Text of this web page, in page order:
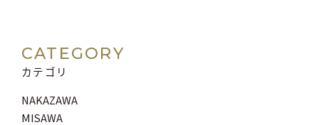
CATEGORY
カテゴリ
NAKAZAWA
MISAWA